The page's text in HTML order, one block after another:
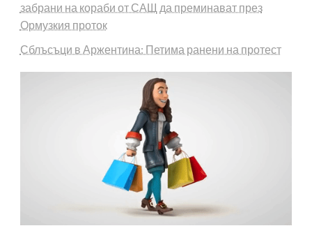
забрани на кораби от САЩ да преминават през
Ормузкия проток
Сблъсъци в Аржентина: Петима ранени на протест